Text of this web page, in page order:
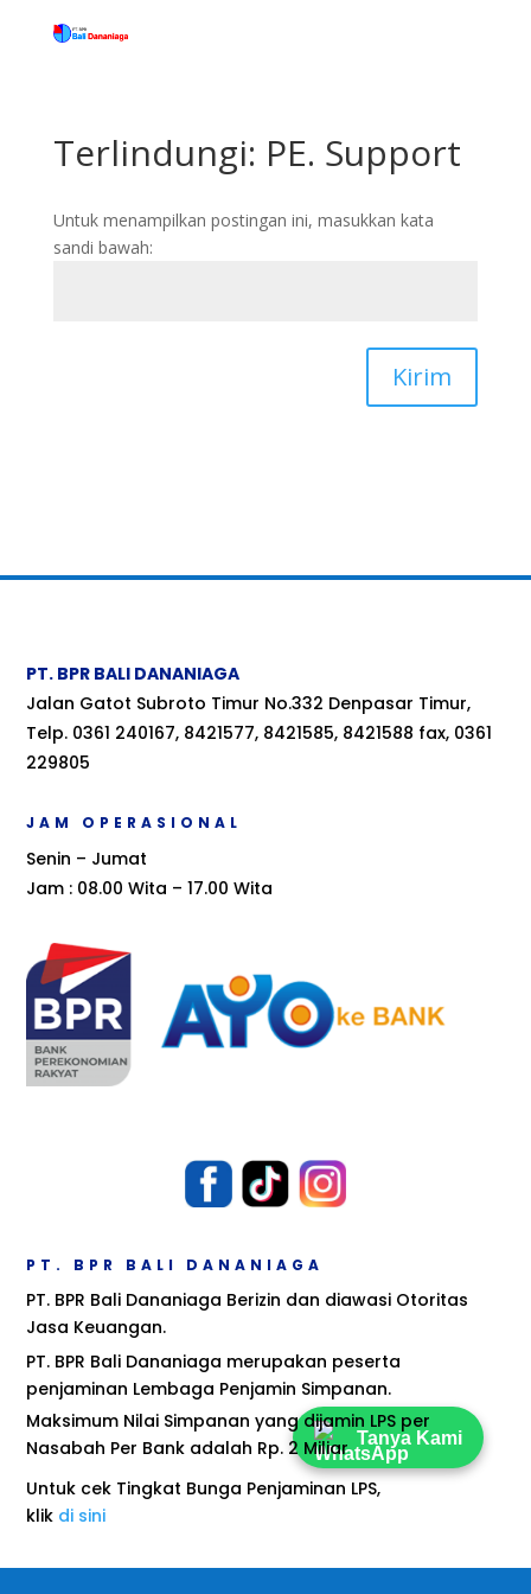
Terlindungi: PE. Support
Untuk menampilkan postingan ini, masukkan kata
sandi bawah:
Kirim
PT. BPR BALI DANANIAGA
Jalan Gatot Subroto Timur No.332 Denpasar Timur,
Telp. 0361 240167, 8421577, 8421585, 8421588 fax, 0361
229805
JAM OPERASIONAL
Senin – Jumat
Jam : 08.00 Wita – 17.00 Wita
Tanya Kami
PT. BPR BALI DANANIAGA
PT. BPR Bali Dananiaga Berizin dan diawasi Otoritas
Jasa Keuangan.
PT. BPR Bali Dananiaga merupakan peserta
penjaminan Lembaga Penjamin Simpanan.
Maksimum Nilai Simpanan yang dijamin LPS per
Nasabah Per Bank adalah Rp. 2 Miliar
Untuk cek Tingkat Bunga Penjaminan LPS,
klik di sini